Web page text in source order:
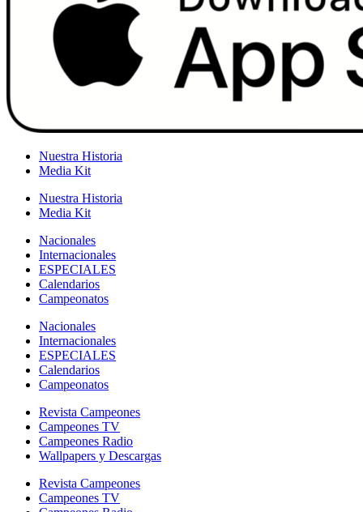
Nuestra Historia
Media Kit
Nuestra Historia
Media Kit
Nacionales
Internacionales
ESPECIALES
Calendarios
Campeonatos
Nacionales
Internacionales
ESPECIALES
Calendarios
Campeonatos
Revista Campeones
Campeones TV
Campeones Radio
Wallpapers y Descargas
Revista Campeones
Campeones TV